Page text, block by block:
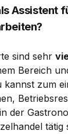
Assistent
sind sehr
Bereich
kannst zum
der
tätig